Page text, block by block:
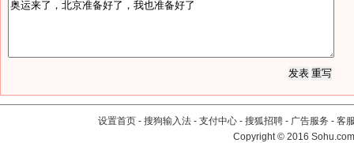
设置首页 - 搜狗输入法 - 支付中心 - 搜狐招聘 - 广告服务 - 客
Copyright©2016